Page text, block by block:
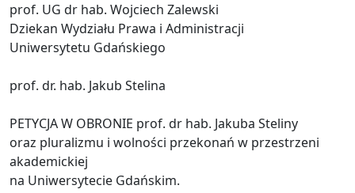
prof. UG dr hab. Wojciech Zalewski
Dziekan Wydziału Prawa i Administracji
Uniwersytetu Gdańskiego
prof. dr. hab. Jakub Stelina
PETYCJA W OBRONIE prof. dr hab. Jakuba Steliny
oraz pluralizmu i wolności przekonań w przestrzeni
akademickiej
na Uniwersytecie Gdańskim.